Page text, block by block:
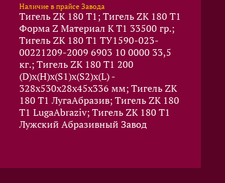
Наличие в прайсе Завода
Тигель ZK 180 T1; Тигель ZK 180 T1
Форма Z Материал K T1 33500 гр.;
Тигель ZK 180 T1 ТУ1590-023-
00221209-2009 6903 10 0000 33,5
кг.; Тигель ZK 180 T1 200
(D)x(Н)x(S1)x(S2)x(L) -
328x530x28x45x336 мм; Тигель ZK
180 T1 ЛугаАбразив; Тигель ZK 180
T1 LugaAbraziv; Тигель ZK 180 T1
Лужский Абразивный Завод